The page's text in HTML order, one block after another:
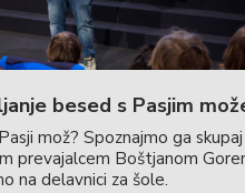
besed s Pasjim
mož? Spoznajmo ga
prevajalcem Boštjanom
na delavnici za šole.